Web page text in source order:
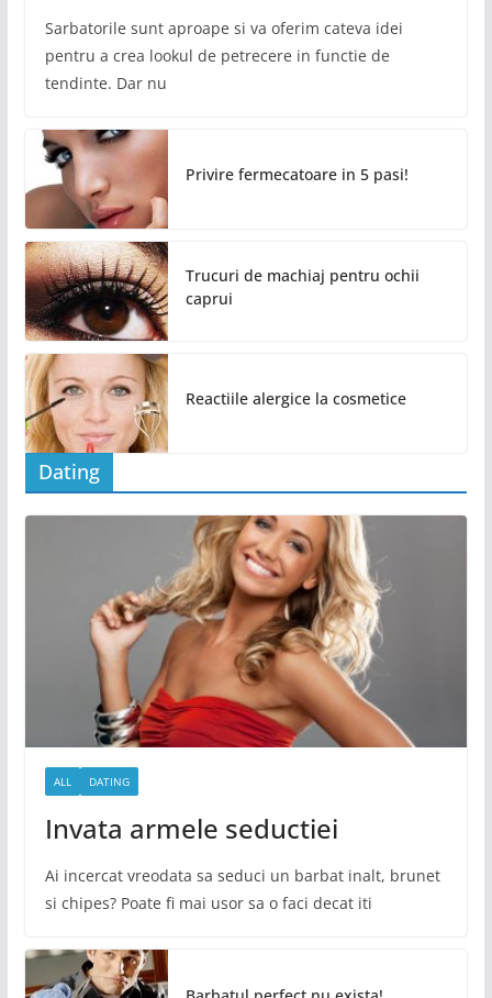
Sarbatorile sunt aproape si va oferim cateva idei
pentru a crea lookul de petrecere in functie de
tendinte. Dar nu
Privire fermecatoare in 5 pasi!
Trucuri de machiaj pentru ochii
caprui
Reactiile alergice la cosmetice
Dating
ALL DATING
Invata armele seductiei
Ai incercat vreodata sa seduci un barbat inalt, brunet
si chipes? Poate fi mai usor sa o faci decat iti